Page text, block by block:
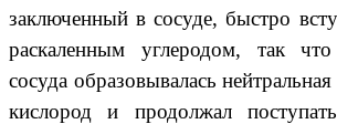
заключенный в сосуде, быстро
раскаленным углеродом, так
сосуда образовывалась
кислород и продолжал